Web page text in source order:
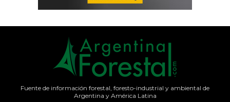
Fuente de información forestal, foresto-industrial y ambiental de
Argentina y América Latina